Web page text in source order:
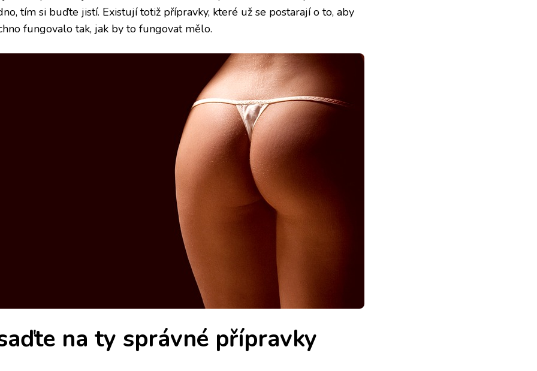
tím si buďte jistí. Existují totiž přípravky, které už se postarají o to, aby
fungovalo tak, jak by to fungovat mělo.
na ty správné přípravky